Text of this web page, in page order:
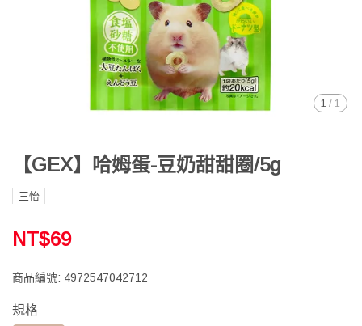
1 / 1
【GEX】哈姆蛋-豆奶甜甜圈/5g
三怡
NT$69
商品編號: 4972547042712
規格